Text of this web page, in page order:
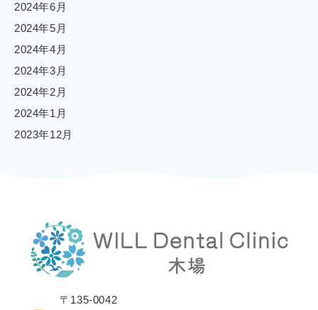
2024年6月
2024年5月
2024年4月
2024年3月
2024年2月
2024年1月
2023年12月
〒135-0042